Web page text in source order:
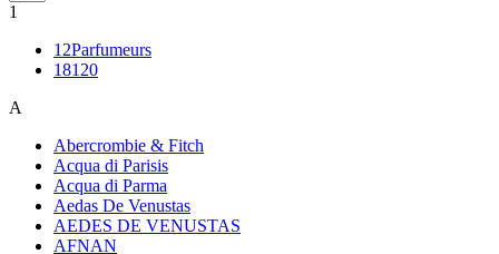
1
12Parfumeurs
18120
A
Abercrombie & Fitch
Acqua di Parisis
Acqua di Parma
Aedas De Venustas
AEDES DE VENUSTAS
AFNAN